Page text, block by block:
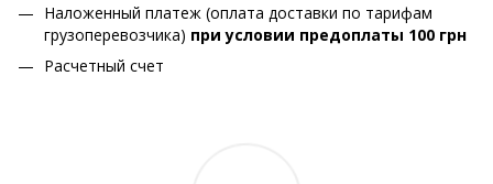
Наложенный платеж (оплата доставки по тарифам
грузоперевозчика) при условии предоплаты 100 грн
Расчетный счет